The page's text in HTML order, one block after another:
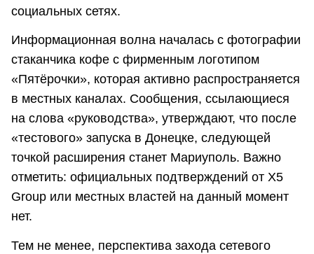
социальных сетях.
Информационная волна началась с фотографии
стаканчика кофе с фирменным логотипом
«Пятёрочки», которая активно распространяется
в местных каналах. Сообщения, ссылающиеся
на слова «руководства», утверждают, что после
«тестового» запуска в Донецке, следующей
точкой расширения станет Мариуполь. Важно
отметить: официальных подтверждений от X5
Group или местных властей на данный момент
нет.
Тем не менее, перспектива захода сетевого